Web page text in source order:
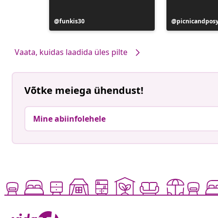
Postitus
avaldatud
funkis30
Postitus
avaldatud
Vaata, kuidas laadida üles pilte
Võtke meiega ühendust!
Mine abiinfolehele